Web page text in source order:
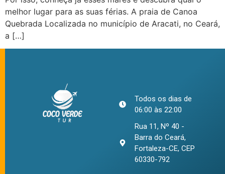
melhor lugar para as suas férias. A praia de Canoa
Quebrada Localizada no município de Aracati, no Ceará,
a […]
Todos os dias de
06:00 às 22:00
Rua 11, Nº 40 -
Barra do Ceará,
Fortaleza-CE, CEP
60330-792